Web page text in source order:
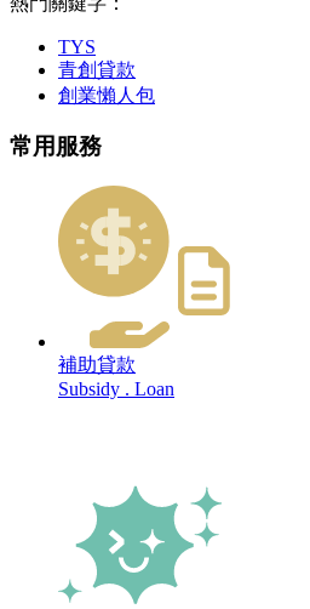
TYS
青創貸款
創業懶人包
常用服務
補助貸款
Subsidy . Loan